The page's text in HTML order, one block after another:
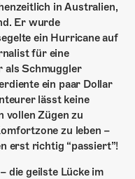
in Australien,
Er wurde
ein Hurricane auf
für eine
als Schmuggler
ein paar Dollar
lässt keine
vollen Zügen zu
zu leben –
erst richtig “passiert”!
die geilste Lücke im